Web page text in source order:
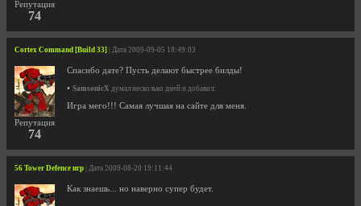
Репутация
74
Cortex Command [Build 33] | Дата 2009-09-05 18:49:03
Репутация
74
Спасибо дате? Пусть делают быстрее билды!
• SamsonicX думал несколько дней и добавил:
Игра мего!!! Самая лучшая на сайте для меня.
56 Tower Defence игр | Дата 2009-08-20 19:11:44
Как знаешь... но наверно супер будет.